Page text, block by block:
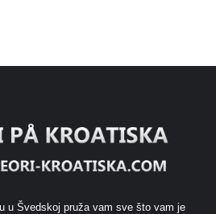
u Švedskoj pruža vam sve što vam je